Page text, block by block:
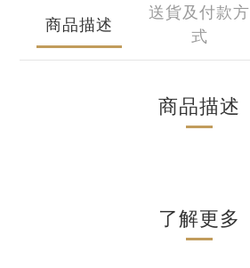
商品描述
送貨及付款方
式
商品描述
了解更多